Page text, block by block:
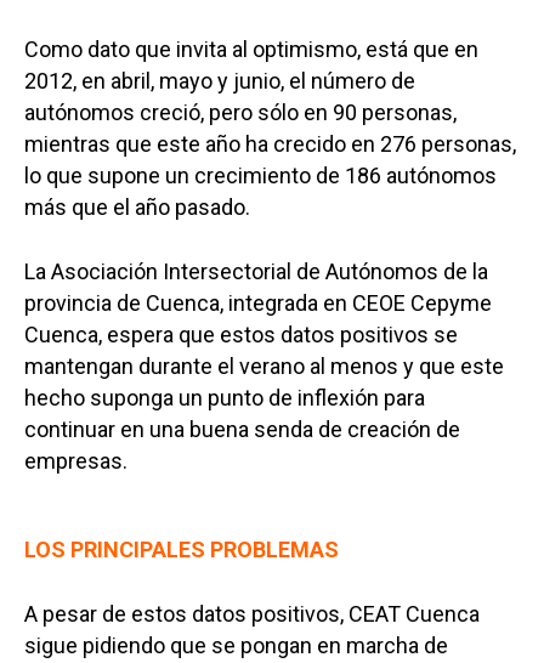
Como dato que invita al optimismo, está que en
2012, en abril, mayo y junio, el número de
autónomos creció, pero sólo en 90 personas,
mientras que este año ha crecido en 276 personas,
lo que supone un crecimiento de 186 autónomos
más que el año pasado.
La Asociación Intersectorial de Autónomos de la
provincia de Cuenca, integrada en CEOE Cepyme
Cuenca, espera que estos datos positivos se
mantengan durante el verano al menos y que este
hecho suponga un punto de inflexión para
continuar en una buena senda de creación de
empresas.
LOS PRINCIPALES PROBLEMAS
A pesar de estos datos positivos, CEAT Cuenca
sigue pidiendo que se pongan en marcha de